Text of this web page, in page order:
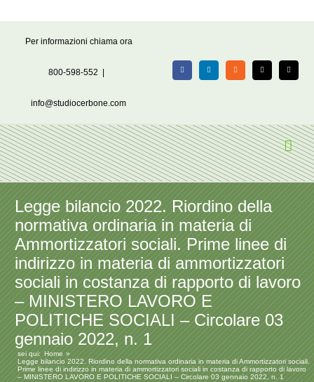
Per informazioni chiama ora
800-598-552
info@studiocerbone.com
FacebookLinkedIn Rss X Email
Legge bilancio 2022. Riordino della
normativa ordinaria in materia di
Ammortizzatori sociali. Prime linee di
indirizzo in materia di ammortizzatori
sociali in costanza di rapporto di lavoro
– MINISTERO LAVORO E
POLITICHE SOCIALI – Circolare 03
gennaio 2022, n. 1
sei qui: Home
Legge bilancio 2022. Riordino della normativa ordinaria in materia di Ammortizzatori sociali.
Prime linee di indirizzo in materia di ammortizzatori sociali in costanza di rapporto di lavoro
– MINISTERO LAVORO E POLITICHE SOCIALI – Circolare 03 gennaio 2022, n. 1